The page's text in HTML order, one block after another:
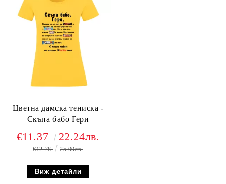
Цветна дамска тениска -
Скъпа бабо Гери
€11.37 22.24лв.
€12.78 25.00лв.
Виж детайли